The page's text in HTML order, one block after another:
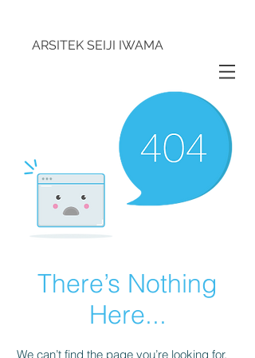
ARSITEK SEIJI IWAMA
There’s Nothing
Here...
We can’t find the page you’re looking for.